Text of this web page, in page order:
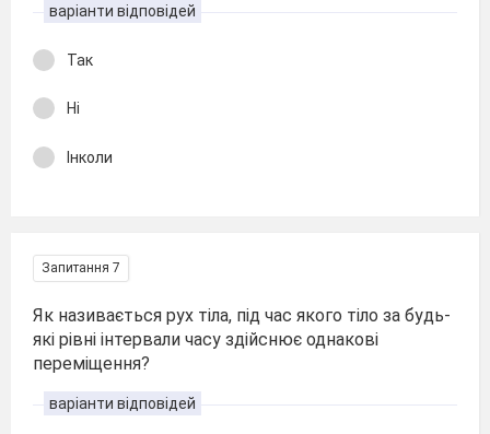
варіанти відповідей
Так
Ні
Інколи
Запитання 7
Як називається рух тіла, під час якого тіло за будь-
які рівні інтервали часу здійснює однакові
переміщення?
варіанти відповідей